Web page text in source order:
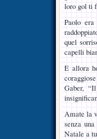
loro gol ti
Paolo
quel
capelli
E allora
Gaber,
Amate la
senza
Natale a